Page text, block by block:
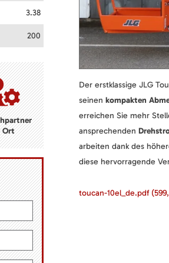
3.38
200
Ort
Der erstklassige JLG
seinen kompakten
erreichen Sie mehr
ansprechenden
arbeiten dank des
diese hervorragende
toucan-10el_de.pdf